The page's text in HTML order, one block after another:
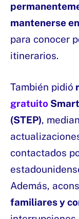
mantenerse
para conocer
itinerarios.
También pidió
gratuito
(STEP),
contactados
Además,
familiares y